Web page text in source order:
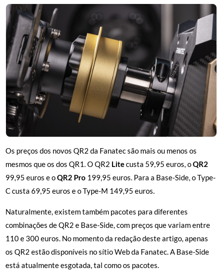
Os preços dos novos QR2 da Fanatec são mais ou menos os
mesmos que os dos QR1. O QR2 Litecusta 59,95 euros, oQR2
99,95 euros e oQR2 Pro 199,95 euros. Para a Base-Side, o Type-
C custa 69,95 euros e o Type-M 149,95 euros.
Naturalmente, existem também pacotes para diferentes
combinações de QR2 e Base-Side, com preços que variam entre
110 e 300 euros. No momento da redação deste artigo, apenas
os QR2 estão disponíveis no sítio Web da Fanatec. A Base-Side
está atualmente esgotada, tal como os pacotes.